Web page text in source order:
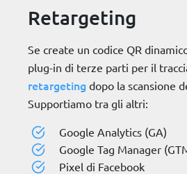
Retargeting
Se create un codice QR
plug-in di terze parti per il
retargeting dopo la scansione
Supportiamo tra gli altri:
Google Analytics (GA)
Google Tag Manager
Pixel di Facebook